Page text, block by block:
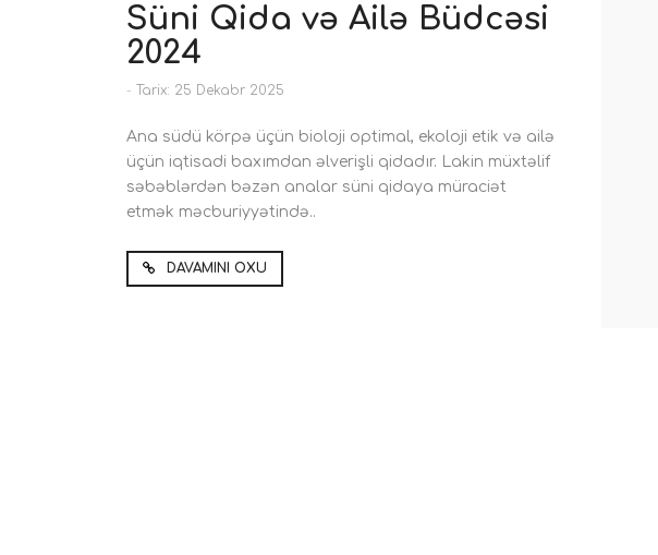
Süni Qida və Ailə Büdcəsi
2024
- Tarix: 25 Dekabr 2025
Ana südü körpə üçün bioloji optimal, ekoloji etik və ailə
üçün iqtisadi baxımdan əlverişli qidadır. Lakin müxtəlif
səbəblərdən bəzən analar süni qidaya müraciət
etmək məcburiyyətində..
DAVAMINI OXU